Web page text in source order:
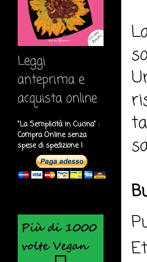
Leggi
anteprima e
acquista online
"La Semplicità in Cucina" :
Compra Online senza
spese di spedizione !